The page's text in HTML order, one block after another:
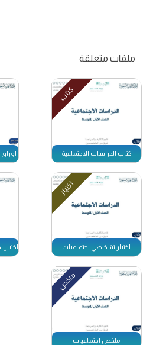
ملفات متعلقة
كتاب
كتاب الدراسات الاجتماعية
اختبار
اختبار تشخيصي اجتماعيات اختبار
ملخص
ملخص اجتماعيات